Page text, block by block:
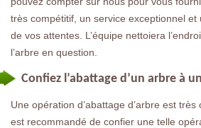
très compétitif, un service exceptionnel
de vos attentes. L’équipe nettoiera
l’arbre en question.
Confiez l’abattage d’un arbre à
Une opération d’abattage d’arbre est
est recommandé de confier une telle